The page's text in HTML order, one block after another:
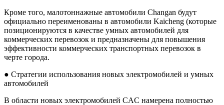
Кроме того, малотоннажные автомобили Changan будут
официально переименованы в автомобили Kaicheng (которые
позиционируются в качестве умных автомобилей для
коммерческих перевозок и предназначены для повышения
эффективности коммерческих транспортных перевозок в
черте города.
● Стратегии использования новых электромобилей и умных
автомобилей
В области новых электромобилей CAC намерена полностью